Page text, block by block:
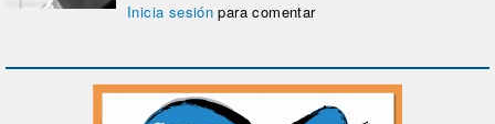
Inicia sesión para comentar